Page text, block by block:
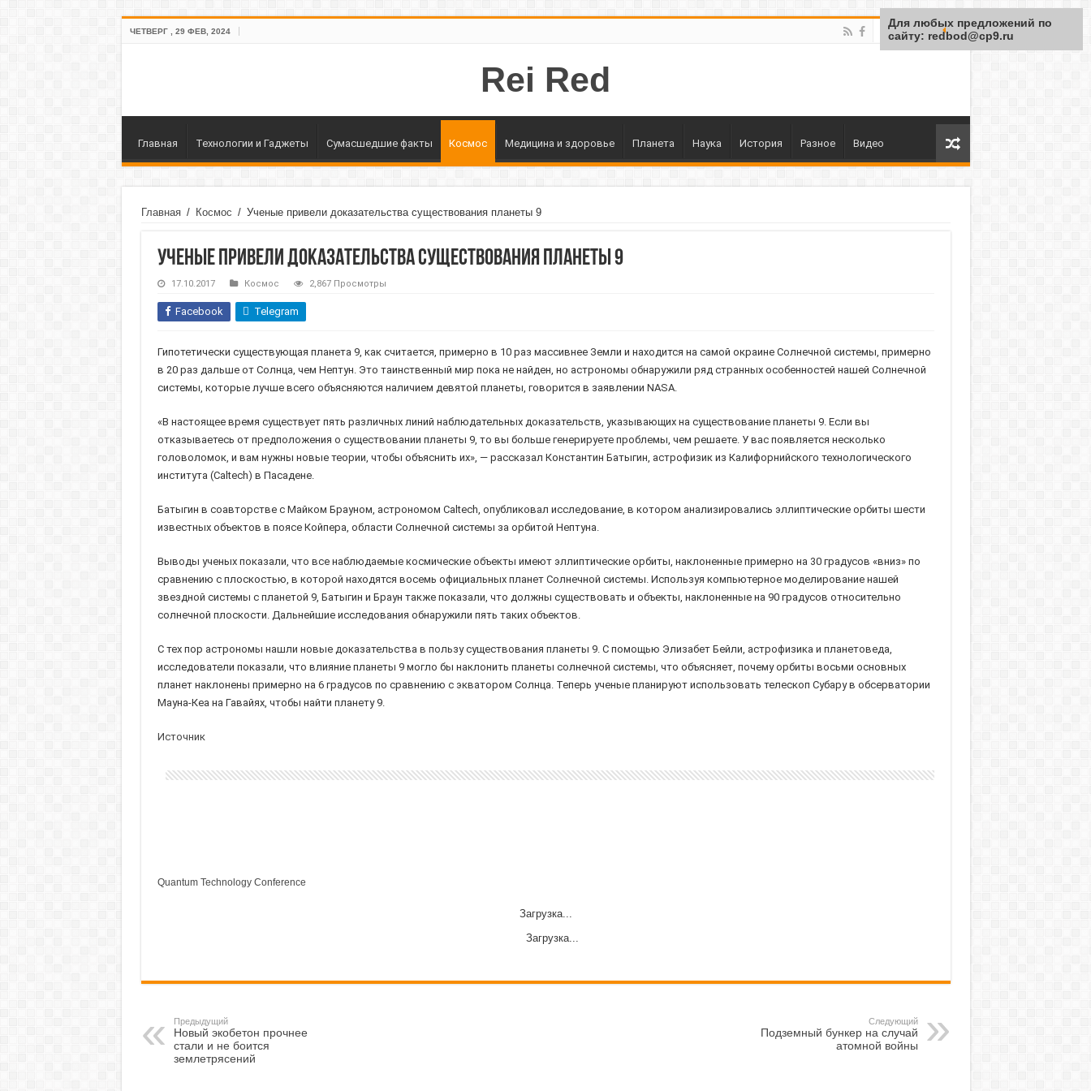
ЧЕТВЕРГ , 29 ФЕВ, 2024
Rei Red
Главная Технологии и Гаджеты Сумасшедшие факты Космос Медицина и здоровье Планета Наука История Разное Видео
Главная / Космос / Ученые привели доказательства существования планеты 9
Ученые привели доказательства существования планеты 9
17.10.2017 Космос 2,867 Просмотры
Facebook Telegram
Гипотетически существующая планета 9, как считается, примерно в 10 раз массивнее Земли и находится на самой окраине Солнечной системы, примерно
в 20 раз дальше от Солнца, чем Нептун. Это таинственный мир пока не найден, но астрономы обнаружили ряд странных особенностей нашей Солнечной
системы, которые лучше всего объясняются наличием девятой планеты, говорится в заявлении NASA.
«В настоящее время существует пять различных линий наблюдательных доказательств, указывающих на существование планеты 9. Если вы
отказываетесь от предположения о существовании планеты 9, то вы больше генерируете проблемы, чем решаете. У вас появляется несколько
головоломок, и вам нужны новые теории, чтобы объяснить их», — рассказал Константин Батыгин, астрофизик из Калифорнийского технологического
института (Caltech) в Пасадене.
Батыгин в соавторстве с Майком Брауном, астрономом Caltech, опубликовал исследование, в котором анализировались эллиптические орбиты шести
известных объектов в поясе Койпера, области Солнечной системы за орбитой Нептуна.
Выводы ученых показали, что все наблюдаемые космические объекты имеют эллиптические орбиты, наклоненные примерно на 30 градусов «вниз» по
сравнению с плоскостью, в которой находятся восемь официальных планет Солнечной системы. Используя компьютерное моделирование нашей
звездной системы с планетой 9, Батыгин и Браун также показали, что должны существовать и объекты, наклоненные на 90 градусов относительно
солнечной плоскости. Дальнейшие исследования обнаружили пять таких объектов.
С тех пор астрономы нашли новые доказательства в пользу существования планеты 9. С помощью Элизабет Бейли, астрофизика и планетоведа,
исследователи показали, что влияние планеты 9 могло бы наклонить планеты солнечной системы, что объясняет, почему орбиты восьми основных
планет наклонены примерно на 6 градусов по сравнению с экватором Солнца. Теперь ученые планируют использовать телескоп Субару в обсерватории
Мауна-Кеа на Гавайях, чтобы найти планету 9.
Источник
Quantum Technology Conference
Загрузка...
Загрузка...
Предыдущий
Новый экобетон прочнее
стали и не боится
землетрясений
Следующий
Подземный бункер на случай
атомной войны
Для любых предложений по
сайту: redbod@cp9.ru